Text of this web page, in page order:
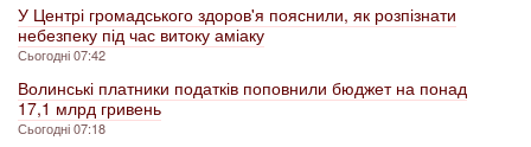
У Центрі громадського здоров'я пояснили, як розпізнати
небезпеку під час витоку аміаку
Сьогодні 07:42
Волинські платники податків поповнили бюджет на понад
17,1 млрд гривень
Сьогодні 07:18